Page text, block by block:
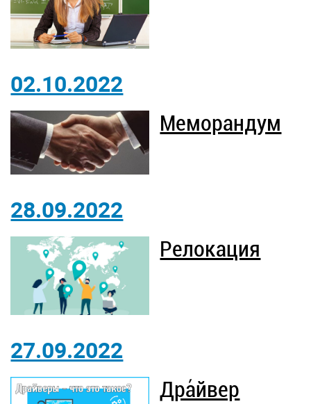
02.10.2022
Меморандум
28.09.2022
Релокация
27.09.2022
Дра́йвер